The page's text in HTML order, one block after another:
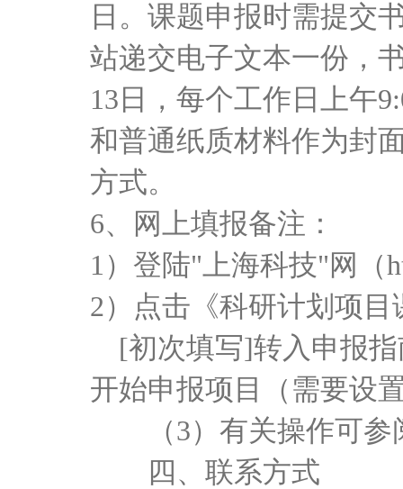
日。课题申报时需提交
站递交电子文本一份，
13日，每个工作日上午
和普通纸质材料作为封
方式。
6、网上填报备注：
1） 登陆"上海科技"网（
2）点击《科研计划项
[初次填写]转入申报
开始申报项目（需要设
（3）有关操作可
四、联系方式